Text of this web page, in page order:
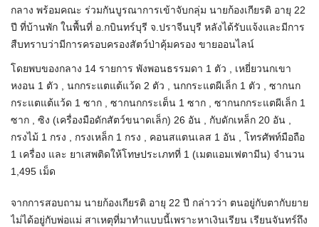
กลาง พร้อมคณะ ร่วมกันบูรณาการเข้าจับกลุ่ม นายก้องเกียรติ อายุ 22
ปี ที่บ้านพัก ในพื้นที่ อ.กบินทร์บุรี จ.ปราจีนบุรี หลังได้รับแจ้งและมีการ
สืบทราบว่ามีการครอบครองสัตว์ป่าคุ้มครอง ขายออนไลน์
โดยพบของกลาง 14 รายการ พังพอนธรรมดา 1 ตัว , เหยี่ยวนกเขา
หงอน 1 ตัว , นกกระแตแต้แว้ด 2 ตัว , นกกระแตผีเล็ก 1 ตัว , ซากนก
กระแตแต้แว้ด 1 ซาก , ซากนกกระเต็น 1 ซาก , ซากนกกระแตผีเล็ก 1
ซาก , ซิง (เครื่องมือดักสัตว์ขนาดเล็ก) 26 อัน , กับดักเหล็ก 20 อัน ,
กรงไม้ 1 กรง , กรงเหล็ก 1 กรง , คอนสแตนเลส 1 อัน , โทรศัพท์มือถือ
1 เครื่อง และ ยาเสพติดให้โทษประเภทที่ 1 (เมตแอมเฟตามีน) จำนวน
1,495 เม็ด
จากการสอบถาม นายก้องเกียรติ อายุ 22 ปี กล่าวว่า ตนอยู่กับตากับยาย
ไม่ได้อยู่กับพ่อแม่ สาเหตุที่มาทำแบบนี้เพราะหาเงินเรียน เรียนจันทร์ถึง